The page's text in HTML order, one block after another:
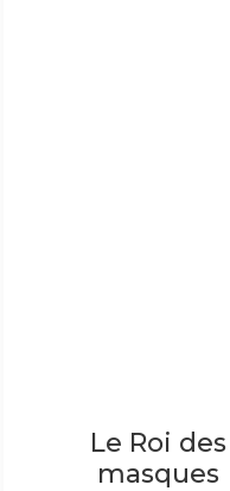
Le Roi des
masques